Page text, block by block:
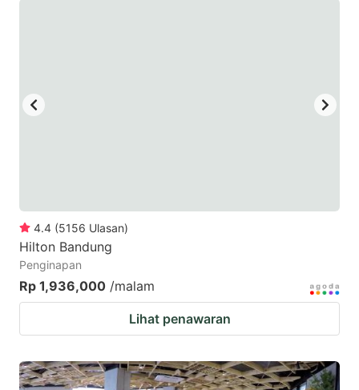
4.4 (5156 Ulasan)
Hilton Bandung
Penginapan
Rp 1,936,000 /malam
Lihat penawaran